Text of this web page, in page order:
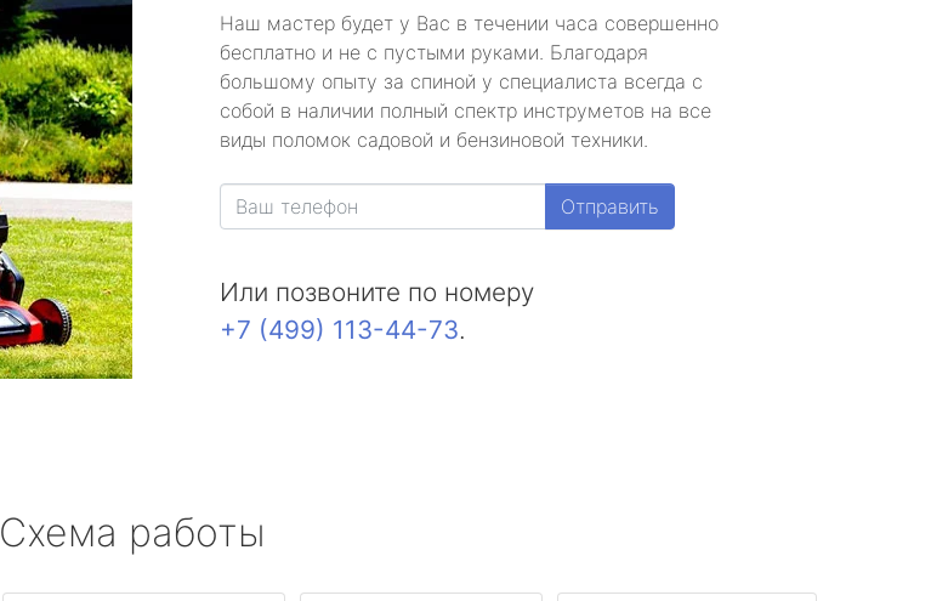
Наш мастер будет у Вас в течении часа совершенно
бесплатно и не с пустыми руками. Благодаря
большому опыту за спиной у специалиста всегда с
собой в наличии полный спектр инструметов на все
виды поломок садовой и бензиновой техники.
Отправить
Или позвоните по номеру
+7 (499) 113-44-73.
Схема работы